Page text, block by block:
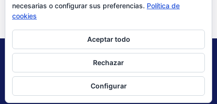
© Glezco Asesores y Consultores 2019 | Todos los derechos
Politica de Privacidad
X LinkedInYouTube
necesarias o configurar sus preferencias. Política de
cookies
Aceptar todo
Rechazar
Configurar